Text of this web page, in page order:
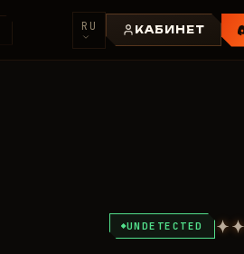
RU КАБИНЕТ
UNDETECTED